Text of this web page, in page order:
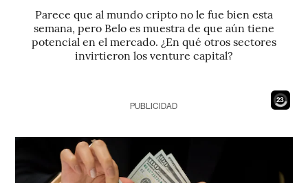
Parece que al mundo cripto no le fue bien esta
semana, pero Belo es muestra de que aún tiene
potencial en el mercado. ¿En qué otros sectores
invirtieron los venture capital?
21
PUBLICIDAD